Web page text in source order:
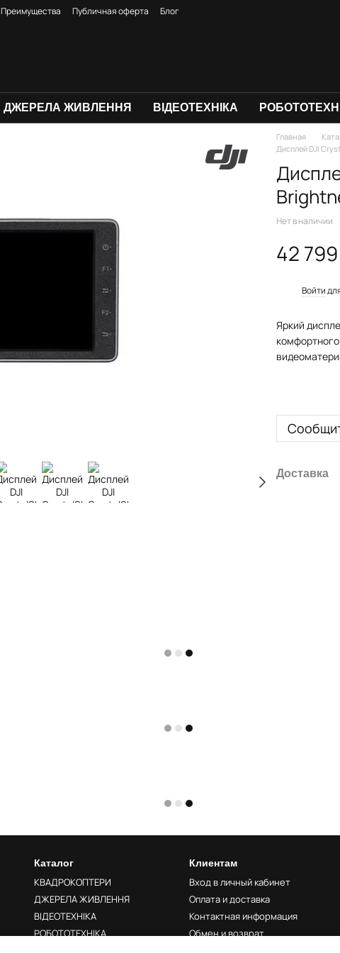
Преимущества Публичная оферта Блог
ДЖЕРЕЛА ЖИВЛЕННЯ ВІДЕОТЕХНІКА
Главная
Дисплей DJI
Нет в наличии
42
Войти
Яркий
Доставка
Каталог
КВАДРОКОПТЕРИ
ДЖЕРЕЛА ЖИВЛЕННЯ
ВІДЕОТЕХНІКА
РОБОТОТЕХНІКА
Клиентам
Вход в личный кабинет
Оплата и доставка
Контактная информация
Обмен и возврат